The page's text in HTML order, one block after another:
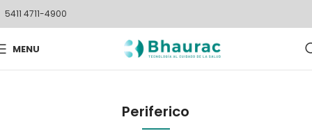
5411 4711-4900
MENU
Periferico